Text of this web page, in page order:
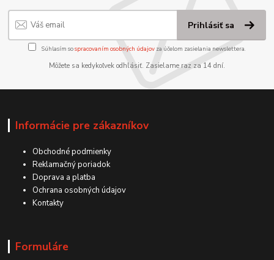
Prihlásiť sa
Súhlasím sospracovaním osobných údajov za účelom zasielania newslettera.
Môžete sa kedykoľvek odhlásiť. Zasielame raz za 14 dní.
Informácie pre zákazníkov
Obchodné podmienky
Reklamačný poriadok
Doprava a platba
Ochrana osobných údajov
Kontakty
Formuláre